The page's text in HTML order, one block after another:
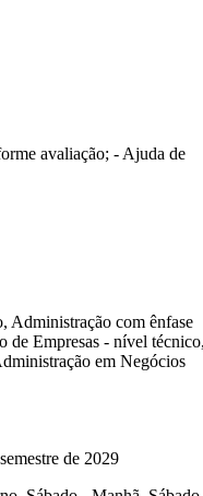
avaliação; - Ajuda de
Administração com ênfase
de Empresas - nível
em Negócios
de 2029